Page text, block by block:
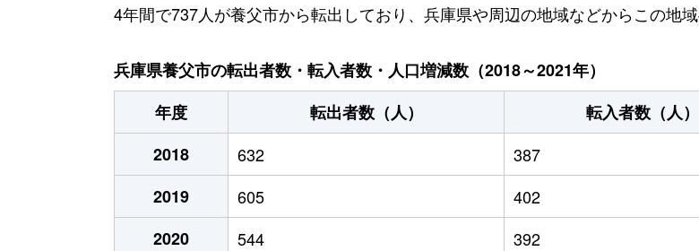
4年間で737人が養父市から転出しており、兵庫県や周辺の地域などからこの地
兵庫県養父市の転出者数・転入者数・人口増減数（2018～2021年）
年度
転出者数（人） 転入者数（人）
2018
632 387
2019
605 402
2020
544 392